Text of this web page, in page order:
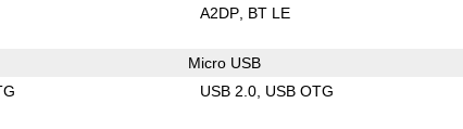
A2DP BT LE
Micro USB
USB 2.0 USB OTG